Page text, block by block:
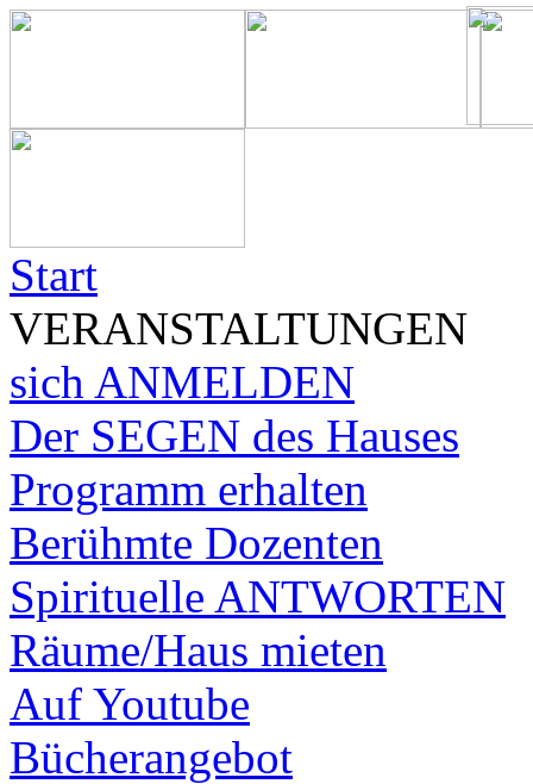
Start
VERANSTALTUNGEN
sich ANMELDEN
Der SEGEN des Hauses
Programm erhalten
Berühmte Dozenten
Spirituelle ANTWORTEN
Räume/Haus mieten
Auf Youtube
Bücherangebot